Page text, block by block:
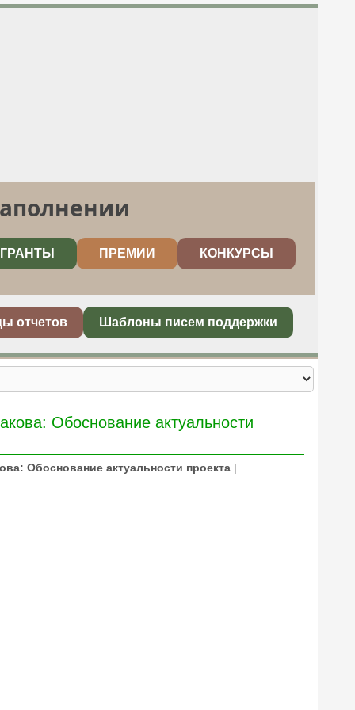
ГРАНТЫ ПРЕМИИ КОНКУРСЫ
отчетов Шаблоны писем поддержки
Обоснование актуальности
Обоснование актуальности проекта |